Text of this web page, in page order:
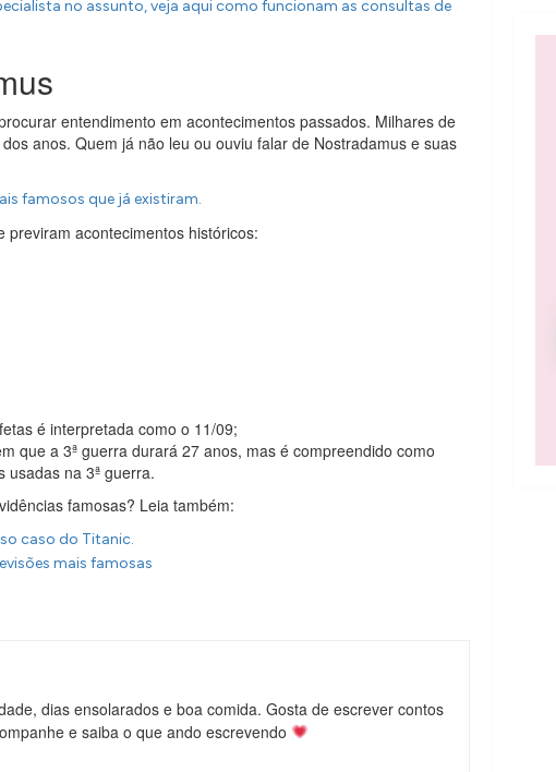
no assunto, veja aqui como funcionam as consultas de
entendimento em acontecimentos passados. Milhares de
anos. Quem já não leu ou ouviu falar de Nostradamus e suas
famosos que já existiram.
acontecimentos históricos:
é interpretada como o 11/09;
que a 3ª guerra durará 27 anos, mas é compreendido como
na 3ª guerra.
famosas? Leia também:
caso do Titanic.
mais famosas
dias ensolarados e boa comida. Gosta de escrever contos
e saiba o que ando escrevendo